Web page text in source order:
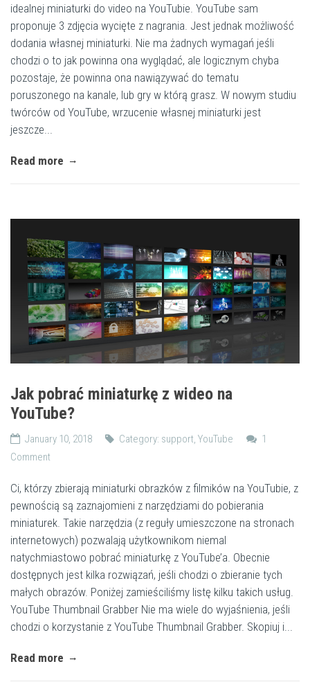
idealnej miniaturki do video na YouTubie. YouTube sam
proponuje 3 zdjęcia wycięte z nagrania. Jest jednak możliwość
dodania własnej miniaturki. Nie ma żadnych wymagań jeśli
chodzi o to jak powinna ona wyglądać, ale logicznym chyba
pozostaje, że powinna ona nawiązywać do tematu
poruszonego na kanale, lub gry w którą grasz. W nowym studiu
twórców od YouTube, wrzucenie własnej miniaturki jest
jeszcze...
Read more
Jak pobrać miniaturkę z wideo na
YouTube?
January 10, 2018 Category: support YouTube
1
Comment
Ci, którzy zbierają miniaturki obrazków z filmików na YouTubie, z
pewnością są zaznajomieni z narzędziami do pobierania
miniaturek. Takie narzędzia (z reguły umieszczone na stronach
internetowych) pozwalają użytkownikom niemal
natychmiastowo pobrać miniaturkę z YouTube’a. Obecnie
dostępnych jest kilka rozwiązań, jeśli chodzi o zbieranie tych
małych obrazów. Poniżej zamieściliśmy listę kilku takich usług.
YouTube Thumbnail Grabber Nie ma wiele do wyjaśnienia, jeśli
chodzi o korzystanie z YouTube Thumbnail Grabber. Skopiuj i...
Read more